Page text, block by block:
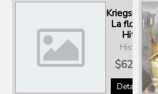
Kriegsmarine.
La flota de
Hitler
Historia
$629.00
Details